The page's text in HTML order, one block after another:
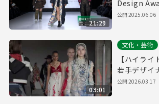
21:29
Design
ェスト）
公開2025.06.06
03:01
文化・芸術
【ハイラ
若手デザイ
ョーの舞台
公開2026.03.17